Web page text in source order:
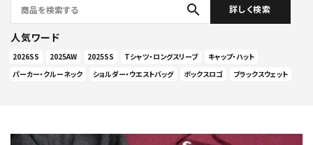
search 詳しく検索
人気ワード
2026SS 2025AW 2025SS Tシャツ・ロングスリーブ
キャップ・ハット
パーカー・クルーネック
ショルダー・ウエストバッグ ボックスロゴ ブラックスウェット